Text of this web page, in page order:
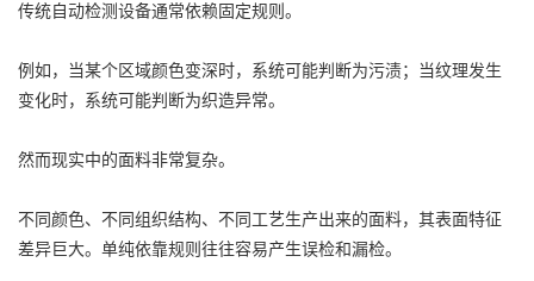
传统自动检测设备通常依赖固定规则。
例如，当某个区域颜色变深时，系统可能判断为污渍；当纹理发生
变化时，系统可能判断为织造异常。
然而现实中的面料非常复杂。
不同颜色、不同组织结构、不同工艺生产出来的面料，其表面特征
差异巨大。单纯依靠规则往往容易产生误检和漏检。